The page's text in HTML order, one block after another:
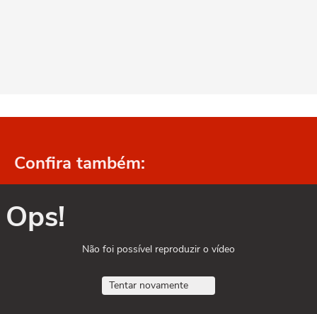
Confira também:
Ops!
Não foi possível reproduzir o vídeo
Tentar novamente